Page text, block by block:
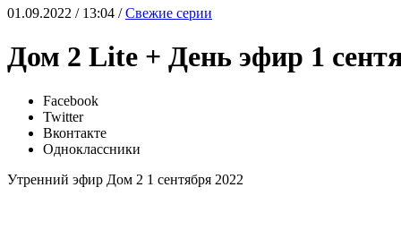
01.09.2022 / 13:04 /Свежие серии
Дом 2 Lite + День эфир 1
Facebook
Twitter
Вконтакте
Одноклассники
Утренний эфир Дом 2 1 сентября 2022